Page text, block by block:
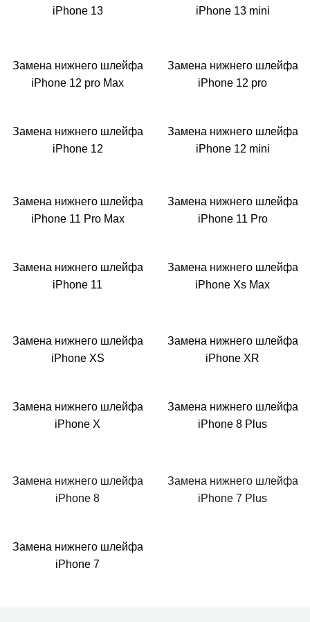
iPhone 13
iPhone 13 mini
Замена нижнего шлейфа
iPhone 12 pro Max
Замена нижнего шлейфа
iPhone 12 pro
Замена нижнего шлейфа
iPhone 12
Замена нижнего шлейфа
iPhone 12 mini
Замена нижнего шлейфа
iPhone 11 Pro Max
Замена нижнего шлейфа
iPhone 11 Pro
Замена нижнего шлейфа
iPhone 11
Замена нижнего шлейфа
iPhone Xs Max
Замена нижнего шлейфа
iPhone XS
Замена нижнего шлейфа
iPhone XR
Замена нижнего шлейфа
iPhone X
Замена нижнего шлейфа
iPhone 8 Plus
Замена нижнего шлейфа
iPhone 8
Замена нижнего шлейфа
iPhone 7 Plus
Замена нижнего шлейфа
iPhone 7